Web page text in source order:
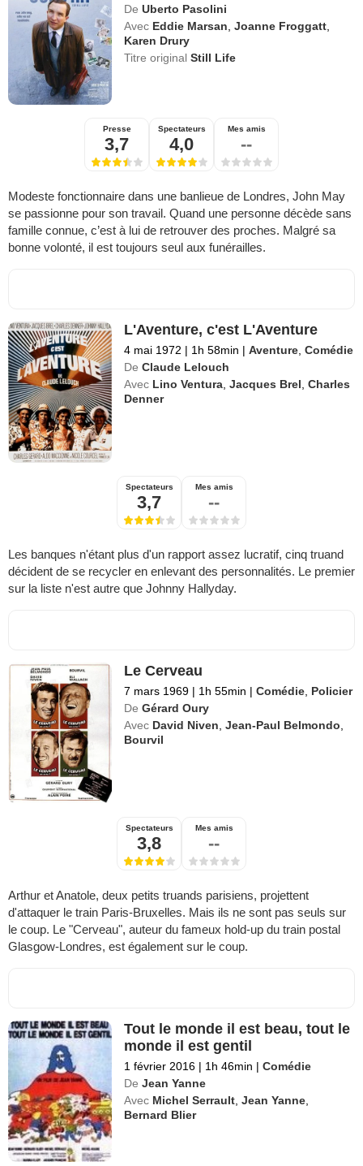
De Uberto Pasolini
Avec Eddie Marsan ,Joanne Froggatt
Karen Drury
Titre originalStill Life
Presse
3,7
Spectateurs
4,0
Mes amis
--
Modeste fonctionnaire dans une banlieue de Londres, John May
se passionne pour son travail. Quand une personne décède sans
famille connue, c’est à lui de retrouver des proches. Malgré sa
bonne volonté, il est toujours seul aux funérailles.
L'Aventure, c'est L'Aventure
4 mai 1972 | 1h 58min | Aventure ,Comédie
De Claude Lelouch
Avec Lino Ventura ,Jacques Brel ,Charles
Denner
Spectateurs
3,7
Mes amis
--
Les banques n'étant plus d'un rapport assez lucratif, cinq truand
décident de se recycler en enlevant des personnalités. Le premier
sur la liste n'est autre que Johnny Hallyday.
Le Cerveau
7 mars 1969 | 1h 55min | Comédie Policier
De Gérard Oury
Avec David Niven ,Jean-Paul Belmondo
Bourvil
Spectateurs
3,8
Mes amis
--
Arthur et Anatole, deux petits truands parisiens, projettent
d'attaquer le train Paris-Bruxelles. Mais ils ne sont pas seuls sur
le coup. Le "Cerveau", auteur du fameux hold-up du train postal
Glasgow-Londres, est également sur le coup.
Tout le monde il est beau, tout le
monde il est gentil
1 février 2016 | 1h 46min | Comédie
De Jean Yanne
Avec Michel Serrault ,Jean Yanne
Bernard Blier